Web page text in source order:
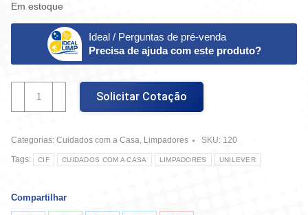
Em estoque
Ideal / Perguntas de pré-venda
Precisa de ajuda com este produto?
Multiuso
20%
quantidade
Solicitar Cotação
Categorias: Cuidados com a Casa, Limpadores SKU: 120
Tags:
CIF CUIDADOS COM A CASA LIMPADORES UNILEVER
Compartilhar